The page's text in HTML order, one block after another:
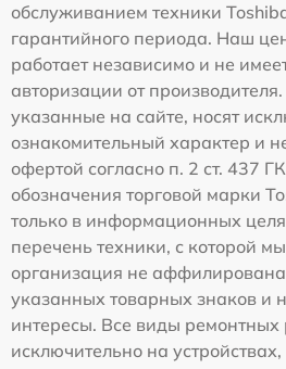
обслуживанием техники
гарантийного периода. Наш
работает независимо и не
авторизации от
указанные на сайте, носят
ознакомительный характер и
офертой согласно п. 2 ст. 437
обозначения торговой марки
только в информационных
перечень техники, с которой
организация не
указанных товарных знаков и
интересы. Все виды ремонтных
исключительно на